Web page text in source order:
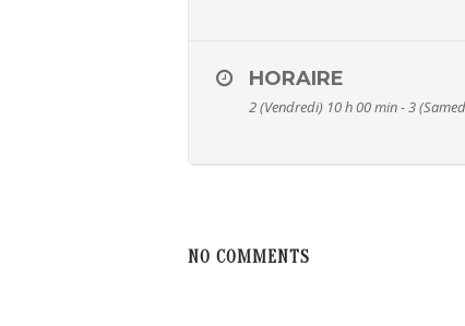
HORAIRE
2 (Vendredi) 10 h 00 min - 3
NO COMMENTS